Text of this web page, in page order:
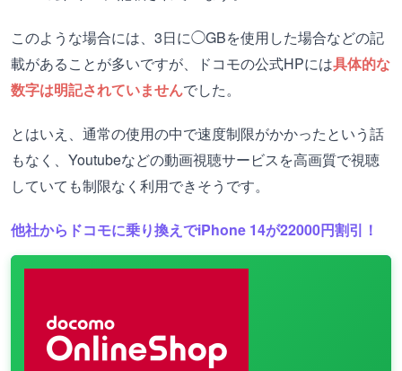
このような場合には、3日に◯GBを使用した場合などの記
載があることが多いですが、ドコモの公式HPには具体的な
数字は明記されていませんでした。
とはいえ、通常の使用の中で速度制限がかかったという話
もなく、Youtubeなどの動画視聴サービスを高画質で視聴
していても制限なく利用できそうです。
他社からドコモに乗り換えでiPhone 14が22000円割引！